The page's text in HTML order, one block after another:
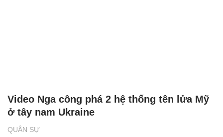
QUÂN SỰ
Video Nga công phá 2 hệ thống tên lửa Mỹ
ở tây nam Ukraine